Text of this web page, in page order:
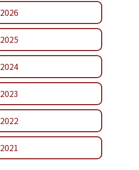
2026
2025
2024
2023
2022
2021